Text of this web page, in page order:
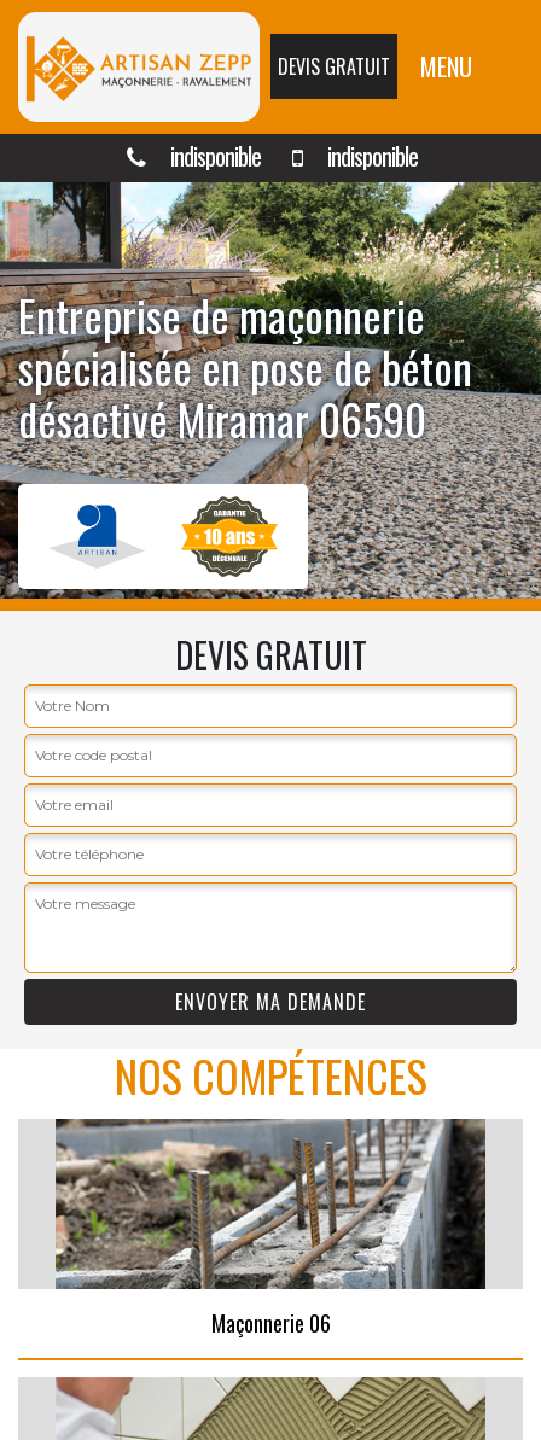
DEVIS GRATUIT MENU
indisponible indisponible
Entreprise de maçonnerie
spécialisée en pose de béton
désactivé Miramar 06590
DEVIS GRATUIT
NOS COMPÉTENCES
Maçonnerie 06